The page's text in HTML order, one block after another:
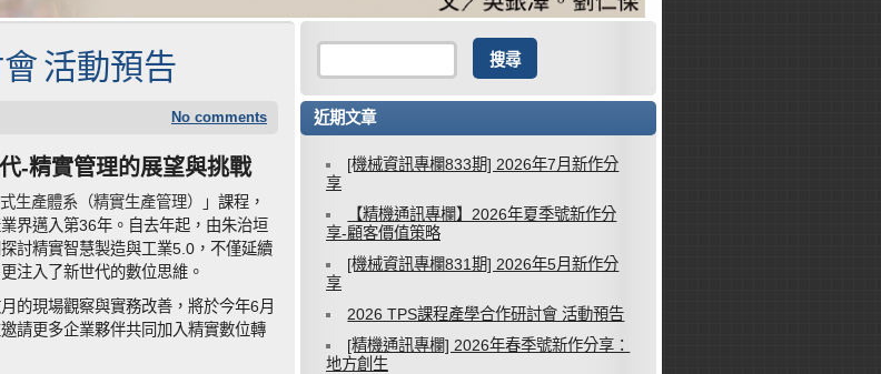
會 活動預告
No comments
-精實管理的展望與挑戰
式生產體系（精實生產管理）」 課程，
界邁入第36年。自去年起，由朱治垣
討精實智慧製造與工業5.0，不僅延續
注入了新世代的數位思維。
的現場觀察與實務改善，將於今年6月
請更多企業夥伴共同加入精實數位轉
近期文章
[機械資訊專欄833期] 2026年7月新作分
享
【精機通訊專欄】2026年夏季號新作分
享-顧客價值策略
[機械資訊專欄831期] 2026年5月新作分
享
2026 TPS課程產學合作研討會 活動預告
[精機通訊專欄] 2026年春季號新作分享：
地方創生